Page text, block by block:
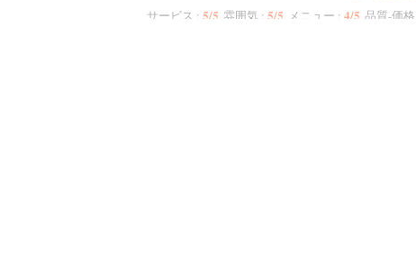
サービス : 5/5 雰囲気 : 5/5 メニュー : 4/5 品質-価格